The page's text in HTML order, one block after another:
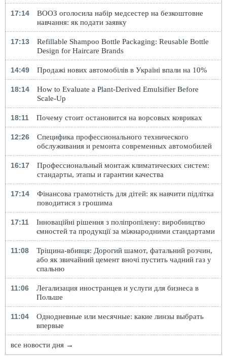
17:14
ВООЗ оголосила набір медсестер на безкоштовне
навчання: як подати заявку
17:13
Refillable Shampoo Bottle Packaging: Reusable Bottle
Design for Haircare Brands
14:49 Продажі нових автомобілів в Україні впали на 10%
18:14
How to Evaluate a Plant-Derived Emulsifier Before
Scale-Up
18:11 Почему стоит остановится на ворсовых ковриках
12:26
Специфика профессионального технического
обслуживания и ремонта современных автомобилей
16:17
Профессиональный монтаж климатических систем:
стандарты, этапы и гарантии качества
17:14
Фінансова грамотність для дітей: як навчити підлітка
поводитися з грошима
17:11
Інноваційні рішення з поліпропілену: виробництво
ємностей та продукції за міжнародними стандартами
11:08
Тріщина-вбивця: Дорогий шамот, фатальний розчин,
або як звичайний цемент вночі пустить чадний газ у
спальню
11:06
Легализация иностранцев и услуги для бизнеса в
Польше
11:04
Однодневные или месячные: какие линзы выбрать
впервые
все новости дня →